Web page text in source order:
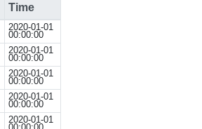
Time
2020-01-01
00:00:00
2020-01-01
00:00:00
2020-01-01
00:00:00
2020-01-01
00:00:00
2020-01-01